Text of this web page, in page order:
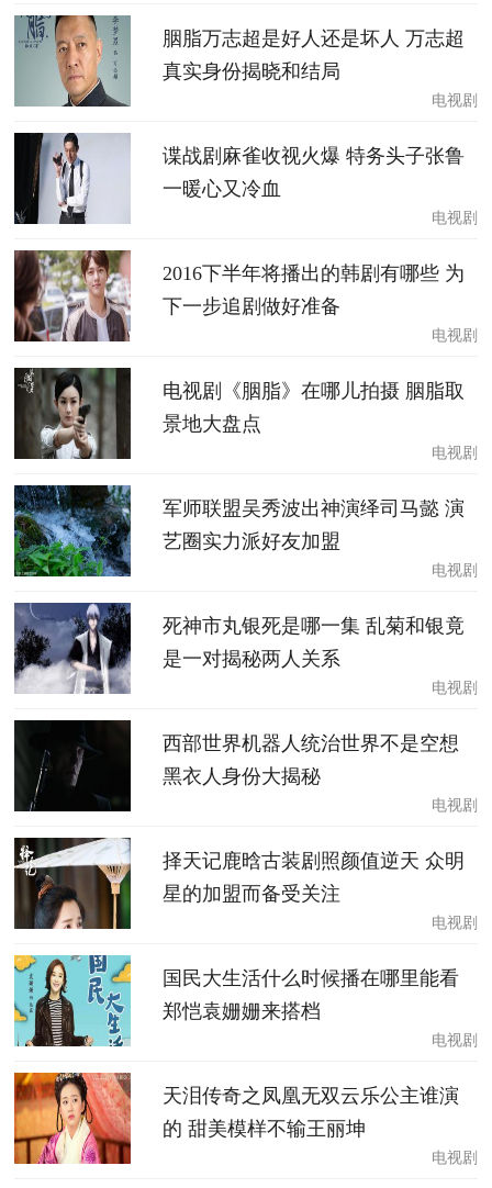
胭脂万志超是好人还是坏人 万志超
真实身份揭晓和结局
电视剧
谍战剧麻雀收视火爆 特务头子张鲁
一暖心又冷血
电视剧
2016下半年将播出的韩剧有哪些 为
下一步追剧做好准备
电视剧
电视剧《胭脂》在哪儿拍摄 胭脂取
景地大盘点
电视剧
军师联盟吴秀波出神演绎司马懿 演
艺圈实力派好友加盟
电视剧
死神市丸银死是哪一集 乱菊和银竟
是一对揭秘两人关系
电视剧
西部世界机器人统治世界不是空想
黑衣人身份大揭秘
电视剧
择天记鹿晗古装剧照颜值逆天 众明
星的加盟而备受关注
电视剧
国民大生活什么时候播在哪里能看
郑恺袁姗姗来搭档
电视剧
天泪传奇之凤凰无双云乐公主谁演
的 甜美模样不输王丽坤
电视剧